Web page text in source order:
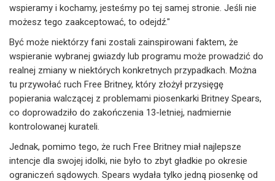
wspieramy i kochamy, jesteśmy po tej samej stronie. Jeśli nie
możesz tego zaakceptować, to odejdź."
Być może niektórzy fani zostali zainspirowani faktem, że
wspieranie wybranej gwiazdy lub programu może prowadzić do
realnej zmiany w niektórych konkretnych przypadkach. Można
tu przywołać ruch Free Britney, który złożył przysięgę
popierania walczącej z problemami piosenkarki Britney Spears,
co doprowadziło do zakończenia 13-letniej, nadmiernie
kontrolowanej kurateli.
Jednak, pomimo tego, że ruch Free Britney miał najlepsze
intencje dla swojej idolki, nie było to zbyt gładkie po okresie
ograniczeń sądowych. Spears wydała tylko jedną piosenkę od